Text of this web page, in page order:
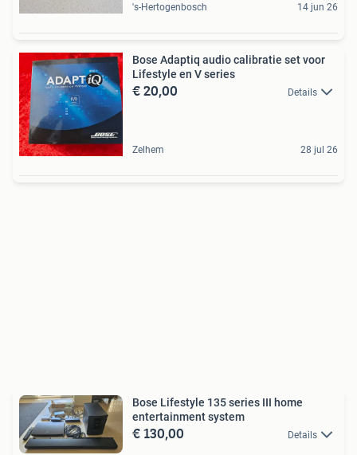
's-Hertogenbosch 14 jun 26
Bose Adaptiq audio calibratie set voor
Lifestyle en V series
€ 20,00 Details
Zelhem 28 jul 26
Bose Lifestyle 135 series III home
entertainment system
€ 130,00 Details